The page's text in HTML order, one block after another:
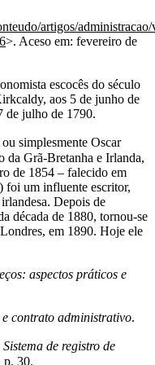
artigos/
>. Aceso em: fevereiro de
escocês do século
aos 5 de junho de
de julho de 1790.
simplesmente Oscar
Grã-Bretanha e Irlanda,
de 1854 – falecido em
foi um influente escritor,
Depois de
década de 1880, tornou-se
em 1890. Hoje ele
aspectos práticos e
contrato administrativo.
Sistema de registro de
p. 30.